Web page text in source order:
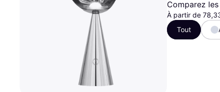
Voir tous les
Comparez
À partir de
Tout